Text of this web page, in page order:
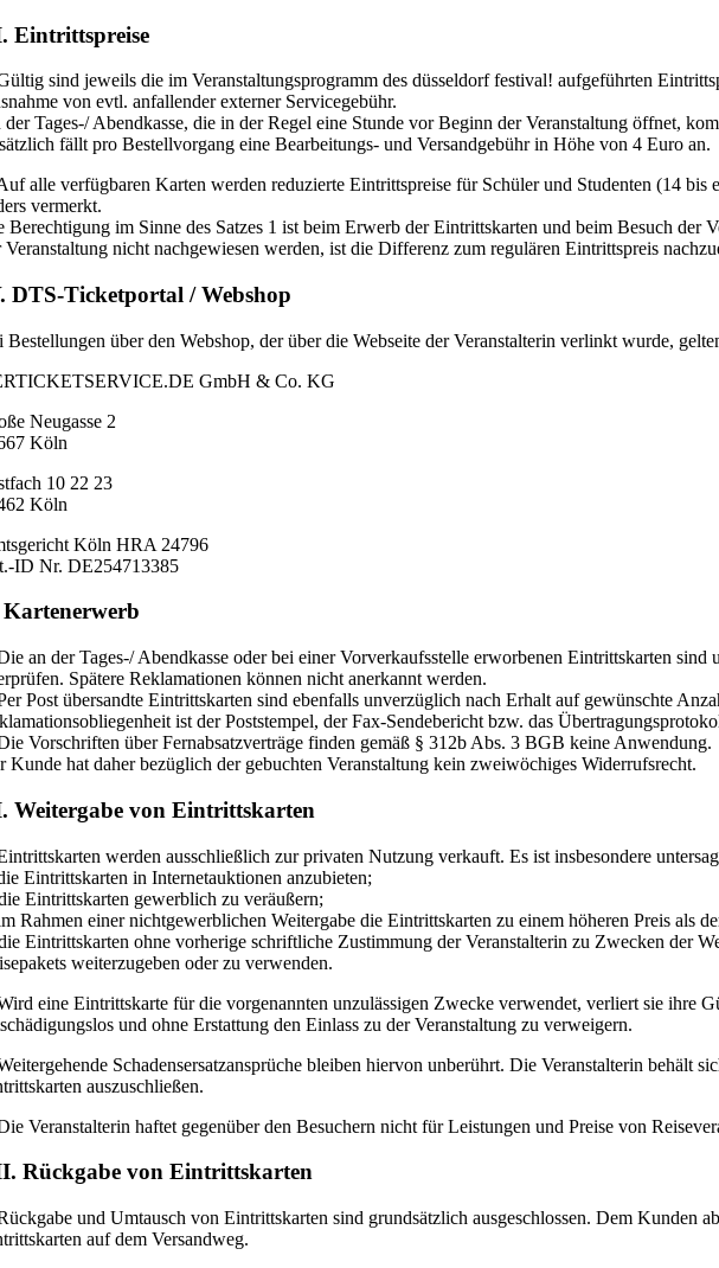
Eintrittspreise
sind jeweils die im Veranstaltungsprogramm des düsseldorf festival! aufgeführten
von evtl. anfallender externer Servicegebühr.
Tages-/ Abendkasse, die in der Regel eine Stunde vor Beginn der Veranstaltung öffnet,
fällt pro Bestellvorgang eine Bearbeitungs- und Versandgebühr in Höhe von 4 Euro an.
alle verfügbaren Karten werden reduzierte Eintrittspreise für Schüler und Studenten (14
vermerkt.
Berechtigung im Sinne des Satzes 1 ist beim Erwerb der Eintrittskarten und beim Besuch
Veranstaltung nicht nachgewiesen werden, ist die Differenz zum regulären Eintrittspreis
DTS-Ticketportal / Webshop
Bestellungen über den Webshop, der über die Webseite der Veranstalterin verlinkt wurde,
GmbH & Co. KG
Neugasse 2
Köln
10 22 23
Köln
Köln HRA 24796
ID Nr. DE254713385
Kartenerwerb
an der Tages-/ Abendkasse oder bei einer Vorverkaufsstelle erworbenen Eintrittskarten
Spätere Reklamationen können nicht anerkannt werden.
Post übersandte Eintrittskarten sind ebenfalls unverzüglich nach Erhalt auf gewünschte
ist der Poststempel, der Fax-Sendebericht bzw. das
Vorschriften über Fernabsatzverträge finden gemäß § 312b Abs. 3 BGB keine Anwendung.
Kunde hat daher bezüglich der gebuchten Veranstaltung kein zweiwöchiges Widerrufsrecht.
Weitergabe von Eintrittskarten
werden ausschließlich zur privaten Nutzung verkauft. Es ist insbesondere
Eintrittskarten in Internetauktionen anzubieten;
Eintrittskarten gewerblich zu veräußern;
Rahmen einer nichtgewerblichen Weitergabe die Eintrittskarten zu einem höheren Preis als
Eintrittskarten ohne vorherige schriftliche Zustimmung der Veranstalterin zu Zwecken der
weiterzugeben oder zu verwenden.
eine Eintrittskarte für die vorgenannten unzulässigen Zwecke verwendet, verliert sie ihre
und ohne Erstattung den Einlass zu der Veranstaltung zu verweigern.
Schadensersatzansprüche bleiben hiervon unberührt. Die Veranstalterin
auszuschließen.
Veranstalterin haftet gegenüber den Besuchern nicht für Leistungen und Preise von
Rückgabe von Eintrittskarten
und Umtausch von Eintrittskarten sind grundsätzlich ausgeschlossen. Dem Kunden
auf dem Versandweg.